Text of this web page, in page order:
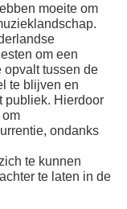
moeite om
om een
opvalt tussen de
te blijven en
publiek. Hierdoor
ondanks
te kunnen
te laten in de